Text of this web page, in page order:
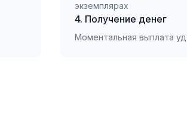
экземплярах
4. Получение денег
Моментальная выплата